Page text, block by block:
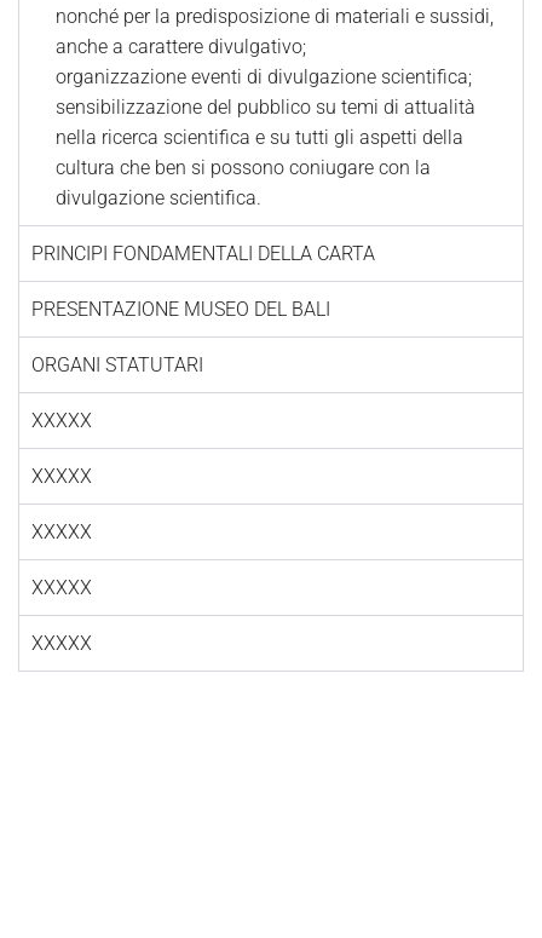
nonché per la predisposizione di materiali e sussidi,
anche a carattere divulgativo;
organizzazione eventi di divulgazione scientifica;
sensibilizzazione del pubblico su temi di attualità
nella ricerca scientifica e su tutti gli aspetti della
cultura che ben si possono coniugare con la
divulgazione scientifica.
PRINCIPI FONDAMENTALI DELLA CARTA
PRESENTAZIONE MUSEO DEL BALI
ORGANI STATUTARI
XXXXX
XXXXX
XXXXX
XXXXX
XXXXX